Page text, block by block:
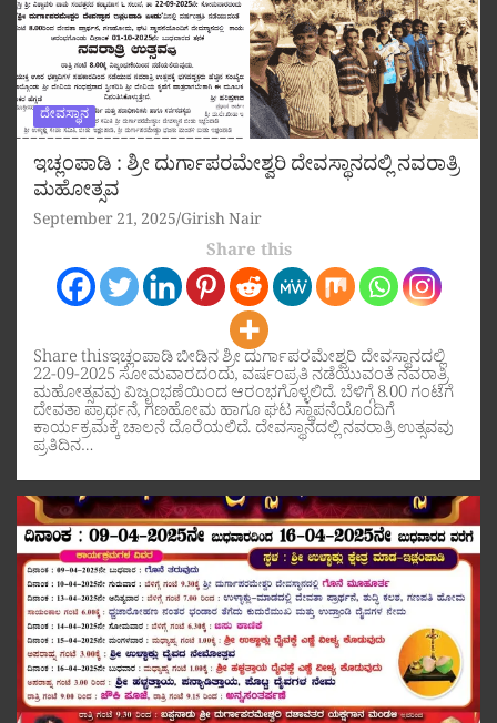
ದೇವಸ್ಥಾನ
ಇಚ್ಲಂಪಾಡಿ : ಶ್ರೀ ದುರ್ಗಾಪರಮೇಶ್ವರಿ ದೇವಸ್ಥಾನದಲ್ಲಿ ನವರಾತ್ರಿ
ಮಹೋತ್ಸವ
September 21, 2025 Girish Nair
Share this
Share thisಇಚ್ಲಂಪಾಡಿ ಬೀಡಿನ ಶ್ರೀ ದುರ್ಗಾಪರಮೇಶ್ವರಿ ದೇವಸ್ಥಾನದಲ್ಲಿ
22-09-2025 ಸೋಮವಾರದಂದು, ವರ್ಷಂಪ್ರತಿ ನಡೆಯುವಂತೆ ನವರಾತ್ರಿ
ಮಹೋತ್ಸವವು ವಿಜೃಂಭಣೆಯಿಂದ ಆರಂಭಗೊಳ್ಳಲಿದೆ. ಬೆಳಿಗ್ಗೆ 8.00 ಗಂಟೆಗೆ
ದೇವತಾ ಪ್ರಾರ್ಥನೆ, ಗಣಹೋಮ ಹಾಗೂ ಘಟ ಸ್ಥಾಪನೆಯೊಂದಿಗೆ
ಕಾರ್ಯಕ್ರಮಕ್ಕೆ ಚಾಲನೆ ದೊರೆಯಲಿದೆ. ದೇವಸ್ಥಾನದಲ್ಲಿ ನವರಾತ್ರಿ ಉತ್ಸವವು
ಪ್ರತಿದಿನ…